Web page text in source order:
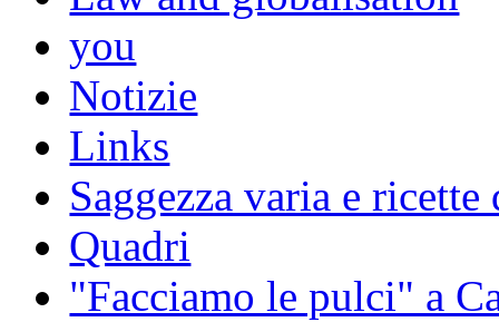
you
Notizie
Links
Saggezza varia e
Quadri
"Facciamo le pulci" a